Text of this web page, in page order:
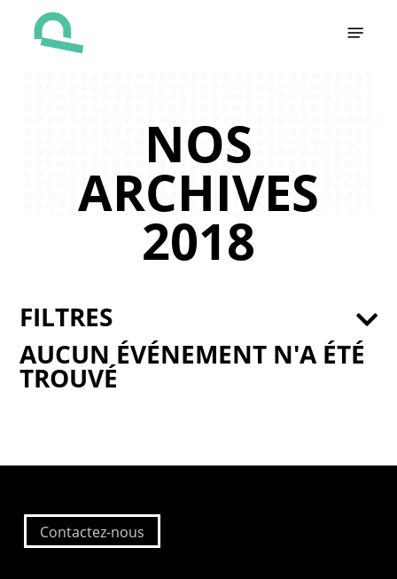
NOS
ARCHIVES
2018
AUCUN ÉVÉNEMENT N'A ÉTÉ
TROUVÉ
FILTRES
Contactez-nous